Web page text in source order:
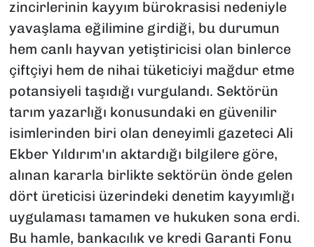
zincirlerinin kayyım bürokrasisi nedeniyle
yavaşlama eğilimine girdiği, bu durumun
hem canlı hayvan yetiştiricisi olan binlerce
çiftçiyi hem de nihai tüketiciyi mağdur etme
potansiyeli taşıdığı vurgulandı. Sektörün
tarım yazarlığı konusundaki en güvenilir
isimlerinden biri olan deneyimli gazeteci Ali
Ekber Yıldırım'ın aktardığı bilgilere göre,
alınan kararla birlikte sektörün önde gelen
dört üreticisi üzerindeki denetim kayyımlığı
uygulaması tamamen ve hukuken sona erdi.
Bu hamle, bankacılık ve kredi Garanti Fonu